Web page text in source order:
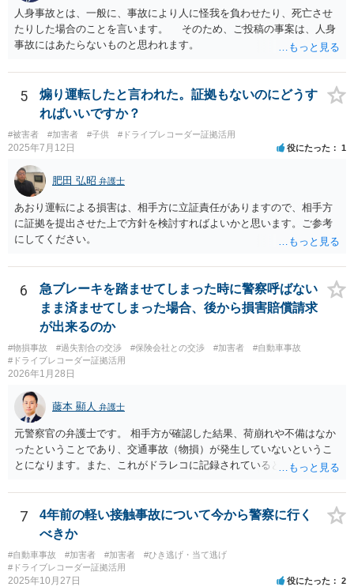
危険を避けるべき方法を見失ったような事情も特に見受けられないこ
と等からすれば、衝突にも比すべき事態とは言えないように思われま
す。 なお、もしものために、①ドライブレコーダーの映像等があ
る場合には上書き等で消失しないように保存しておく、②ご自身加入
の保険会社に念のために報告しておく（時間が経ってからの報告の場
合、保険対応をしてもらうのに苦慮する可能性があります）こと等が
考えられます。 【参考】裁判所サイト https://www.courts.go.jp/app/ha
nrei_jp/detail2?id=52040
人身事故とは、一般に、事故により人に怪我を負わせたり、死亡させ
たりした場合のことを言います。 そのため、ご投稿の事案は、人身
事故にはあたらないものと思われます。
5
煽り運転したと言われた。証拠もないのにどうす
ればいいですか？
#被害者 #加害者 #子供 #ドライブレコーダー証拠活用
2025年7月12日 役にたった 1
肥田 弘昭 弁護士
あおり運転による損害は、相手方に立証責任がありますので、相手方
に証拠を提出させた上で方針を検討すればよいかと思います。ご参考
にしてください。
6
急ブレーキを踏ませてしまった時に警察呼ばない
まま済ませてしまった場合、後から損害賠償請求
が出来るのか
#物損事故 #過失割合の交渉 #保険会社との交渉 #加害者
#自動車事故
#ドライブレコーダー証拠活用
2026年1月28日
藤本 顯人 弁護士
元警察官の弁護士です。 相手方が確認した結果、荷崩れや不備はなか
ったということであり、交通事故（物損）が発生していないというこ
とになります。また、これがドラレコに記録されているということな
実際に損害賠償ができるかどうか、またそれが適正な請求かどうかは
さておき（証拠がないのと、ではなぜその場で確認したのに気づかな
かったのかということが問題になるため）、請求されるリスクはあり
ます。 この場合には、警察の方では、物損の事実が不明確であるとし
て届出を受理しない可能性もあり得ますが、本人が物損したの述べて
おり、そのことを写真などで示してきた場合には、受理する可能性も
7
4年前の軽い接触事故について今から警察に行く
べきか
#自動車事故 #加害者 #加害者
#ひき逃げ・当て逃げ
#ドライブレコーダー証拠活用
2025年10月27日 役にたった 2